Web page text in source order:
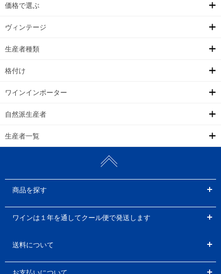
価格で選ぶ
ヴィンテージ
生産者種類
格付け
ワインインポーター
自然派生産者
生産者一覧
商品を探す
ワインは１年を通してクール便で発送します
送料について
お支払いについて